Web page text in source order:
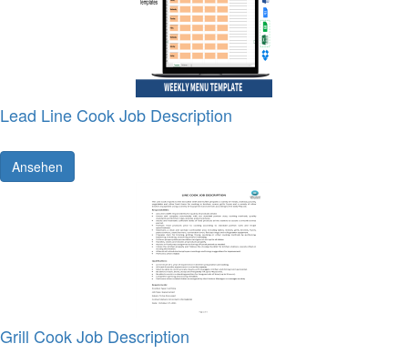
Lead Line Cook Job Description
Ansehen
Grill Cook Job Description